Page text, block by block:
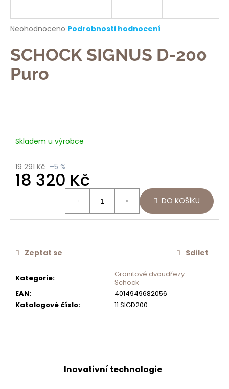
Průměrné
produktu
je
0,0
Neohodnoceno Podrobnosti hodnocení
SCHOCK SIGNUS D-200
Puro
Skladem u výrobce
19 291 Kč –5 %
18 320 Kč
DO KOŠÍKU
Kategorie:
Granitové dvoudřezy
Schock
EAN:
4014949682056
Katalogové číslo: 11 SIGD200
Zeptat se Sdílet
Inovativní technologie
j
t
?
D
o
u
m
e